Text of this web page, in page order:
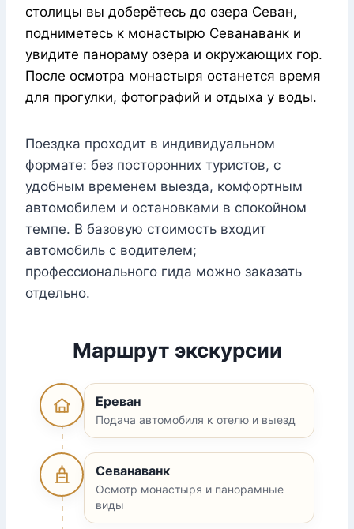
столицы вы доберётесь до озера Севан,
подниметесь к монастырю Севанаванк и
увидите панораму озера и окружающих гор.
После осмотра монастыря останется время
для прогулки, фотографий и отдыха у воды.
Поездка проходит в индивидуальном
формате: без посторонних туристов, с
удобным временем выезда, комфортным
автомобилем и остановками в спокойном
темпе. В базовую стоимость входит
автомобиль с водителем;
профессионального гида можно заказать
отдельно.
Маршрут экскурсии
Ереван
Подача автомобиля к отелю и выезд
Севанаванк
Осмотр монастыря и панорамные
виды